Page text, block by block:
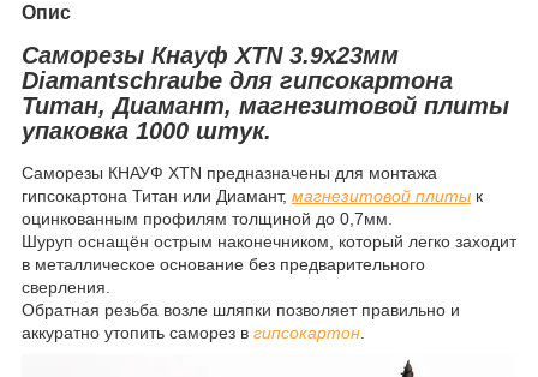
Опис
Саморезы Кнауф XTN 3.9x23мм
Diamantschraube для гипсокартона
Титан, Диамант, магнезитовой плиты
упаковка 1000 штук.
Саморезы КНАУФ XTN предназначены для монтажа
гипсокартона Титан или Диамант, магнезитовой плиты к
оцинкованным профилям толщиной до 0,7мм.
Шуруп оснащён острым наконечником, который легко заходит
в металлическое основание без предварительного
сверления.
Обратная резьба возле шляпки позволяет правильно и
аккуратно утопить саморез в гипсокартон.